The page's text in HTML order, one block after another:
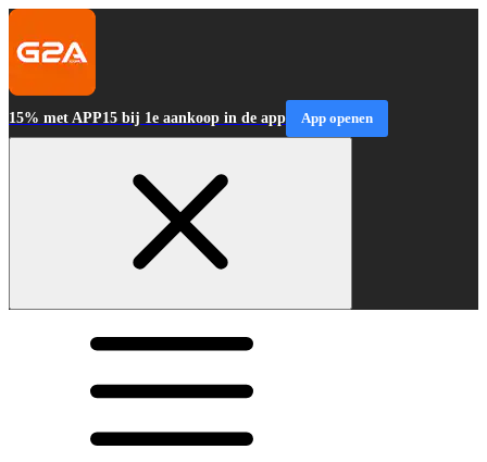
15% met APP15 bij 1e aankoop in de app App openen